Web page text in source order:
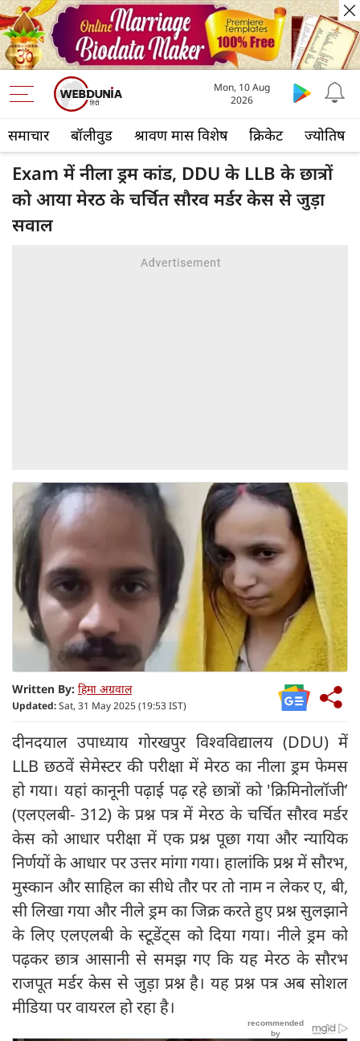
समाचार बॉलीवुड श्रावण मास विशेष क्रिकेट ज्योतिष
Mon, 10 Aug
2026
Exam में नीला ड्रम कांड, DDU के LLB के छात्रों
को आया मेरठ के चर्चित सौरव मर्डर केस से जुड़ा
सवाल
Written By: हिमा अग्रवाल
Updated:Sat, 31 May 2025 (19:53 IST)
दीनदयाल उपाध्याय गोरखपुर विश्वविद्यालय (DDU) में
LLB छठवें सेमेस्टर की परीक्षा में मेरठ का नीला ड्रम फेमस
हो गया। यहां कानूनी पढ़ाई पढ़ रहे छात्रों को 'क्रिमिनोलॉजी’
(एलएलबी- 312) के प्रश्न पत्र में मेरठ के चर्चित सौरव मर्डर
केस को आधार परीक्षा में एक प्रश्न पूछा गया और न्यायिक
निर्णयों के आधार पर उत्तर मांगा गया। हालांकि प्रश्न में सौरभ,
मुस्कान और साहिल का सीधे तौर पर तो नाम न लेकर ए, बी,
सी लिखा गया और नीले ड्रम का जिक्र करते हुए प्रश्न सुलझाने
के लिए एलएलबी के स्टूडेंट्स को दिया गया। नीले ड्रम को
पढ़कर छात्र आसानी से समझ गए कि यह मेरठ के सौरभ
राजपूत मर्डर केस से जुड़ा प्रश्न है। यह प्रश्न पत्र अब सोशल
मीडिया पर वायरल हो रहा है।